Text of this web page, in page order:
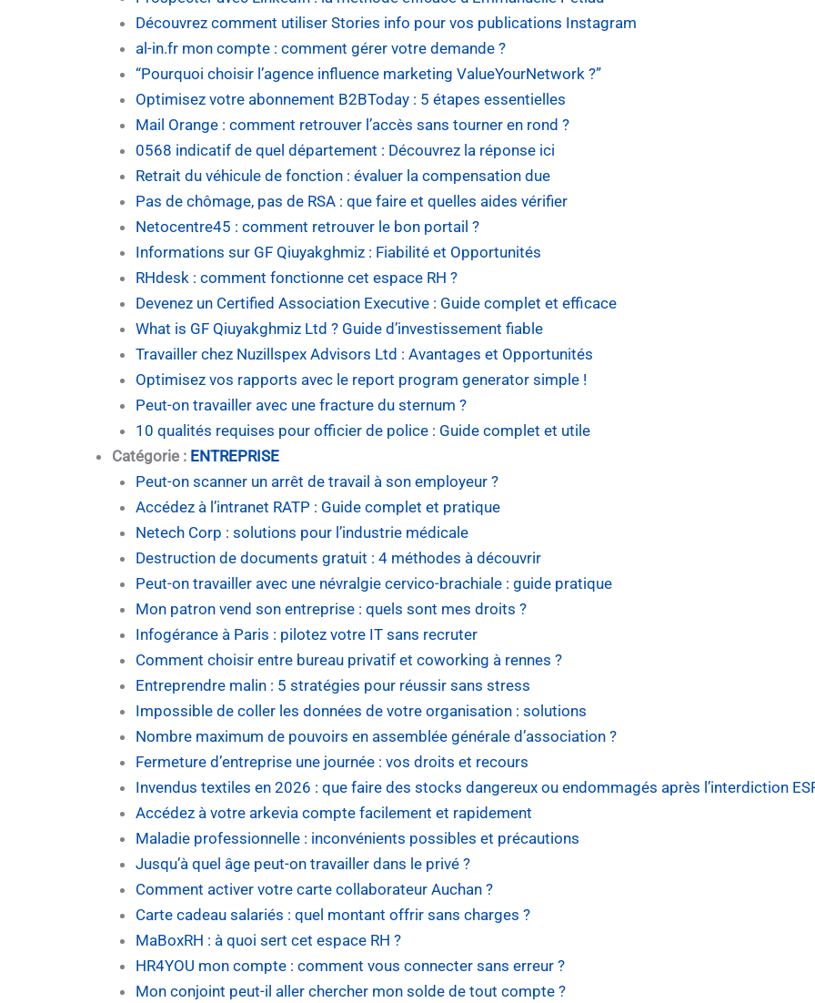
Découvrez comment utiliser Stories info pour vos publications Instagram
al-in.fr mon compte : comment gérer votre demande ?
“Pourquoi choisir l’agence influence marketing ValueYourNetwork ?”
Optimisez votre abonnement B2BToday : 5 étapes essentielles
Mail Orange : comment retrouver l’accès sans tourner en rond ?
0568 indicatif de quel département : Découvrez la réponse ici
Retrait du véhicule de fonction : évaluer la compensation due
Pas de chômage, pas de RSA : que faire et quelles aides vérifier
Netocentre45 : comment retrouver le bon portail ?
Informations sur GF Qiuyakghmiz : Fiabilité et Opportunités
RHdesk : comment fonctionne cet espace RH ?
Devenez un Certified Association Executive : Guide complet et efficace
What is GF Qiuyakghmiz Ltd ? Guide d’investissement fiable
Travailler chez Nuzillspex Advisors Ltd : Avantages et Opportunités
Optimisez vos rapports avec le report program generator simple !
Peut-on travailler avec une fracture du sternum ?
10 qualités requises pour officier de police : Guide complet et utile
Catégorie : ENTREPRISE
Peut-on scanner un arrêt de travail à son employeur ?
Accédez à l’intranet RATP : Guide complet et pratique
Netech Corp : solutions pour l’industrie médicale
Destruction de documents gratuit : 4 méthodes à découvrir
Peut-on travailler avec une névralgie cervico-brachiale : guide pratique
Mon patron vend son entreprise : quels sont mes droits ?
Infogérance à Paris : pilotez votre IT sans recruter
Comment choisir entre bureau privatif et coworking à rennes ?
Entreprendre malin : 5 stratégies pour réussir sans stress
Impossible de coller les données de votre organisation : solutions
Nombre maximum de pouvoirs en assemblée générale d’association ?
Fermeture d’entreprise une journée : vos droits et recours
Invendus textiles en 2026 : que faire des stocks dangereux ou endommagés après l’interdiction
Accédez à votre arkevia compte facilement et rapidement
Maladie professionnelle : inconvénients possibles et précautions
Jusqu’à quel âge peut-on travailler dans le privé ?
Comment activer votre carte collaborateur Auchan ?
Carte cadeau salariés : quel montant offrir sans charges ?
MaBoxRH : à quoi sert cet espace RH ?
HR4YOU mon compte : comment vous connecter sans erreur ?
Mon conjoint peut-il aller chercher mon solde de tout compte ?